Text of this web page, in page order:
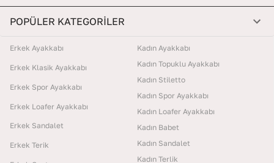
POPÜLER KATEGORİLER
Erkek Ayakkabı
Erkek Klasik Ayakkabı
Erkek Spor Ayakkabı
Erkek Loafer Ayakkabı
Erkek Sandalet
Erkek Terik
Kadın Ayakkabı
Kadın Topuklu Ayakkabı
Kadın Stiletto
Kadın Spor Ayakkabı
Kadın Loafer Ayakkabı
Kadın Babet
Kadın Sandalet
Kadın Terlik